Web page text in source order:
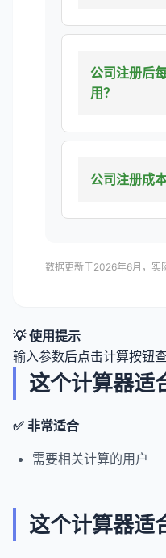
公司注册后
用？
公司注册成
数据更新于2026年6月，实
💡 使用提示
输入参数后点击计算按钮查
这个计算器适
✅ 非常适合
需要相关计算的用户
这个计算器适